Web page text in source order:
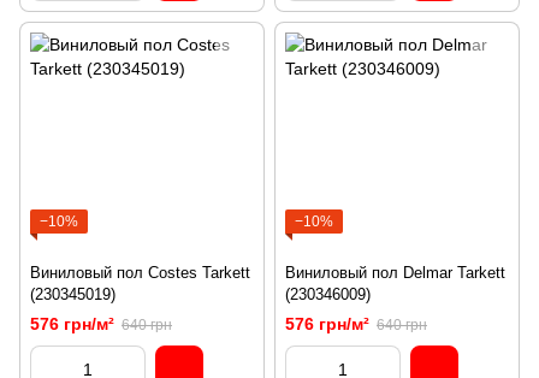
−10%
Виниловый пол Costes Tarkett
(230345019)
576 грн/м² 640 грн
−10%
Виниловый пол Delmar Tarkett
(230346009)
576 грн/м² 640 грн